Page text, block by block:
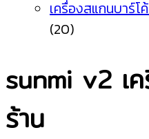
เครื่องสแกนบาร์โ
(20)
sunmi v2 เ
ร้าน